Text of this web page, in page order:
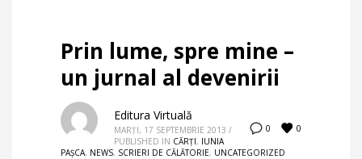
Prin lume, spre mine –
un jurnal al devenirii
0 0
Editura Virtuală
MARȚI, 17 SEPTEMBRIE 2013 /
PUBLISHED IN CĂRȚI, IUNIA
PAŞCA, NEWS, SCRIERI DE CĂLĂTORIE, UNCATEGORIZED